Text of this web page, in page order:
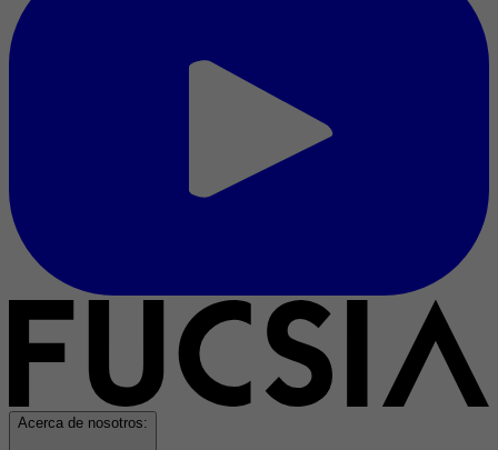
Acerca de nosotros: